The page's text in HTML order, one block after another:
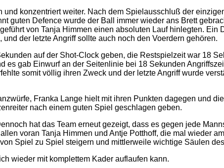
konzentriert weiter. Nach dem Spielausschluß der
guten Defence wurde der Ball immer wieder ans Brett
von Tanja Himmen einen absoluten Lauf hinlegten. Ein
der letzte Angriff sollte auch noch den Voerdern gehören.
auf der Shot-Clock geben, die Restspielzeit war 18
gab Einwurf an der Seitenlinie bei 18 Sekunden
somit völlig ihren Zweck und der letzte Angriff wurde
Franka Lange hielt mit ihren Punkten dagegen und
nach einem guten Spiel geschlagen geben.
hat das Team erneut gezeigt, dass es gegen jede
voran Tanja Himmen und Antje Potthoff, die mal wieder
Spiel zu Spiel steigern und mittlerweile wichtige Säulen
wieder mit komplettem Kader auflaufen kann.